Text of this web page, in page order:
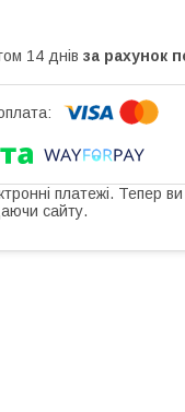
14 днів за рахунок
платежі. Тепер
сайту.